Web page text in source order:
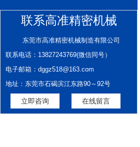
联系高准精密机械
东莞市高准精密机械制造有限公司
联系电话：13827243769(微信同号）
电子邮箱：dggz518@163.com
地址：东莞市石碣滨江东路90～92号
立即咨询 在线留言